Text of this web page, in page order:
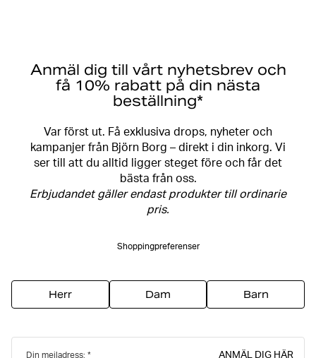
Anmäl dig till vårt nyhetsbrev och
få 10% rabatt på din nästa
beställning*
Var först ut. Få exklusiva drops, nyheter och
kampanjer från Björn Borg – direkt i din inkorg. Vi
ser till att du alltid ligger steget före och får det
bästa från oss.
Erbjudandet gäller endast produkter till ordinarie
pris.
Shoppingpreferenser
Herr Dam Barn
Din mejladress: ANMÄL DIG HÄR